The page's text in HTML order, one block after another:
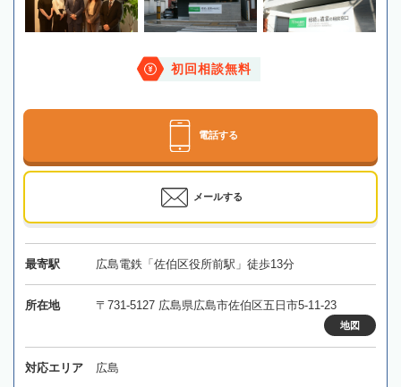
初回相談無料
電話する
メールする
最寄駅 広島電鉄「佐伯区役所前駅」徒歩13分
所在地 〒731-5127 広島県広島市佐伯区五日市5-11-23
地図
対応エリア 広島